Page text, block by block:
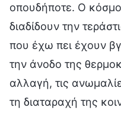
οπουδήποτε. Ο
διαδίδουν την
που έχω πει έχουν
την άνοδο της
αλλαγή, τις
τη διαταραχή της